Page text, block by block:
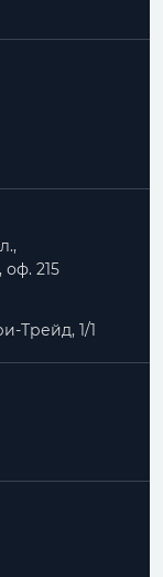
оф. 215
Трейд, 1/1